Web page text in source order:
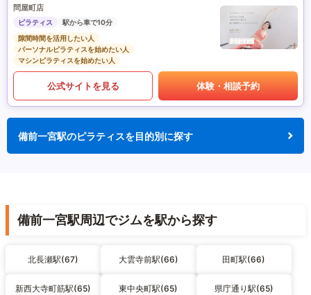
問屋町店
ピラティス
駅から車で10分
隙間時間を活用したい人
パーソナルピラティスを始めたい人
マシンピラティスを始めたい人
公式サイトを見る 体験・相談予約
備前一宮駅のピラティスを目的別に探す
備前一宮駅周辺でジムを駅から探す
北長瀬駅(67) 大雲寺前駅(66) 田町駅(66)
新西大寺町筋駅(65) 東中央町駅(65) 県庁通り駅(65)